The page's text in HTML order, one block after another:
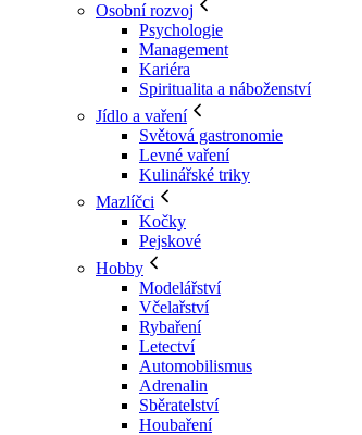
Osobní rozvoj
Psychologie
Management
Kariéra
Spiritualita a náboženství
Jídlo a vaření
Světová gastronomie
Levné vaření
Kulinářské triky
Mazlíčci
Kočky
Pejskové
Hobby
Modelářství
Včelařství
Rybaření
Letectví
Automobilismus
Adrenalin
Sběratelství
Houbaření